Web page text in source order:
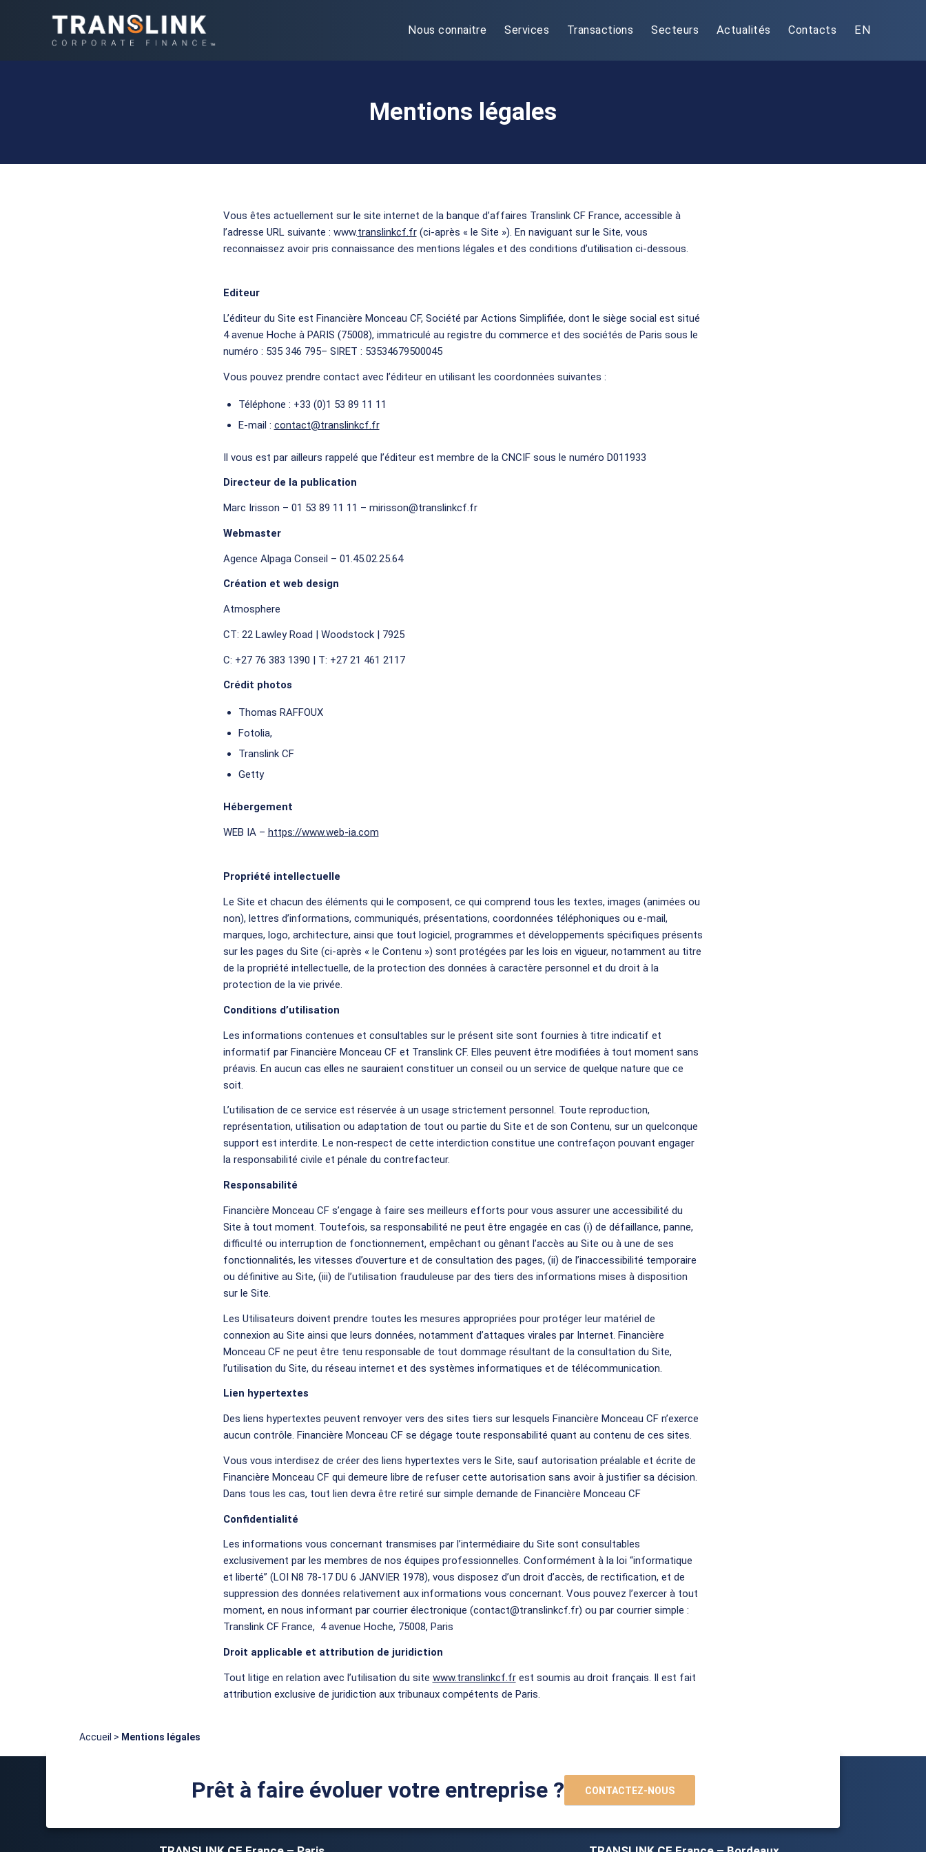
Nous connaitre Services Transactions Secteurs Actualités Contacts EN
Mentions légales
Vous êtes actuellement sur le site internet de la banque d’affaires Translink CF France, accessible à
l’adresse URL suivante : www.translinkcf.fr(ci-après « le Site »). En naviguant sur le Site, vous
reconnaissez avoir pris connaissance des mentions légales et des conditions d’utilisation ci-dessous.
Editeur
L’éditeur du Site est Financière Monceau CF, Société par Actions Simplifiée, dont le siège social est situé
4 avenue Hoche à PARIS (75008), immatriculé au registre du commerce et des sociétés de Paris sous le
numéro : 535 346 795– SIRET : 53534679500045
Vous pouvez prendre contact avec l’éditeur en utilisant les coordonnées suivantes :
Téléphone : +33 (0)1 53 89 11 11
E-mail : contact@translinkcf.fr
Il vous est par ailleurs rappelé que l’éditeur est membre de la CNCIF sous le numéro D011933
Directeur de la publication
Marc Irisson – 01 53 89 11 11 – mirisson@translinkcf.fr
Webmaster
Agence Alpaga Conseil – 01.45.02.25.64
Création et web design
Atmosphere
CT: 22 Lawley Road | Woodstock | 7925
C: +27 76 383 1390 | T: +27 21 461 2117
Crédit photos
Thomas RAFFOUX
Fotolia,
Translink CF
Getty
Hébergement
WEB IA – https://www.web-ia.com
Propriété intellectuelle
Le Site et chacun des éléments qui le composent, ce qui comprend tous les textes, images (animées ou
non), lettres d’informations, communiqués, présentations, coordonnées téléphoniques ou e-mail,
marques, logo, architecture, ainsi que tout logiciel, programmes et développements spécifiques présents
sur les pages du Site (ci-après « le Contenu ») sont protégées par les lois en vigueur, notamment au titre
de la propriété intellectuelle, de la protection des données à caractère personnel et du droit à la
protection de la vie privée.
Conditions d’utilisation
Les informations contenues et consultables sur le présent site sont fournies à titre indicatif et
informatif par Financière Monceau CF et Translink CF. Elles peuvent être modifiées à tout moment sans
préavis. En aucun cas elles ne sauraient constituer un conseil ou un service de quelque nature que ce
soit.
L’utilisation de ce service est réservée à un usage strictement personnel. Toute reproduction,
représentation, utilisation ou adaptation de tout ou partie du Site et de son Contenu, sur un quelconque
support est interdite. Le non-respect de cette interdiction constitue une contrefaçon pouvant engager
la responsabilité civile et pénale du contrefacteur.
Responsabilité
Financière Monceau CF s’engage à faire ses meilleurs efforts pour vous assurer une accessibilité du
Site à tout moment. Toutefois, sa responsabilité ne peut être engagée en cas (i) de défaillance, panne,
difficulté ou interruption de fonctionnement, empêchant ou gênant l’accès au Site ou à une de ses
fonctionnalités, les vitesses d’ouverture et de consultation des pages, (ii) de l’inaccessibilité temporaire
ou définitive au Site, (iii) de l’utilisation frauduleuse par des tiers des informations mises à disposition
sur le Site.
Les Utilisateurs doivent prendre toutes les mesures appropriées pour protéger leur matériel de
connexion au Site ainsi que leurs données, notamment d’attaques virales par Internet. Financière
Monceau CF ne peut être tenu responsable de tout dommage résultant de la consultation du Site,
l’utilisation du Site, du réseau internet et des systèmes informatiques et de télécommunication.
Lien hypertextes
Des liens hypertextes peuvent renvoyer vers des sites tiers sur lesquels Financière Monceau CF n’exerce
aucun contrôle. Financière Monceau CF se dégage toute responsabilité quant au contenu de ces sites.
Vous vous interdisez de créer des liens hypertextes vers le Site, sauf autorisation préalable et écrite de
Financière Monceau CF qui demeure libre de refuser cette autorisation sans avoir à justifier sa décision.
Dans tous les cas, tout lien devra être retiré sur simple demande de Financière Monceau CF
Confidentialité
Les informations vous concernant transmises par l’intermédiaire du Site sont consultables
exclusivement par les membres de nos équipes professionnelles. Conformément à la loi “informatique
et liberté” (LOI N8 78-17 DU 6 JANVIER 1978), vous disposez d’un droit d’accès, de rectification, et de
suppression des données relativement aux informations vous concernant. Vous pouvez l’exercer à tout
moment, en nous informant par courrier électronique (contact@translinkcf.fr) ou par courrier simple :
Translink CF France, 4 avenue Hoche, 75008, Paris
Droit applicable et attribution de juridiction
Tout litige en relation avec l’utilisation du site www.translinkcf.frest soumis au droit français. Il est fait
attribution exclusive de juridiction aux tribunaux compétents de Paris.
Accueil > Mentions légales
Prêt à faire évoluer votre entreprise ? CONTACTEZ-NOUS